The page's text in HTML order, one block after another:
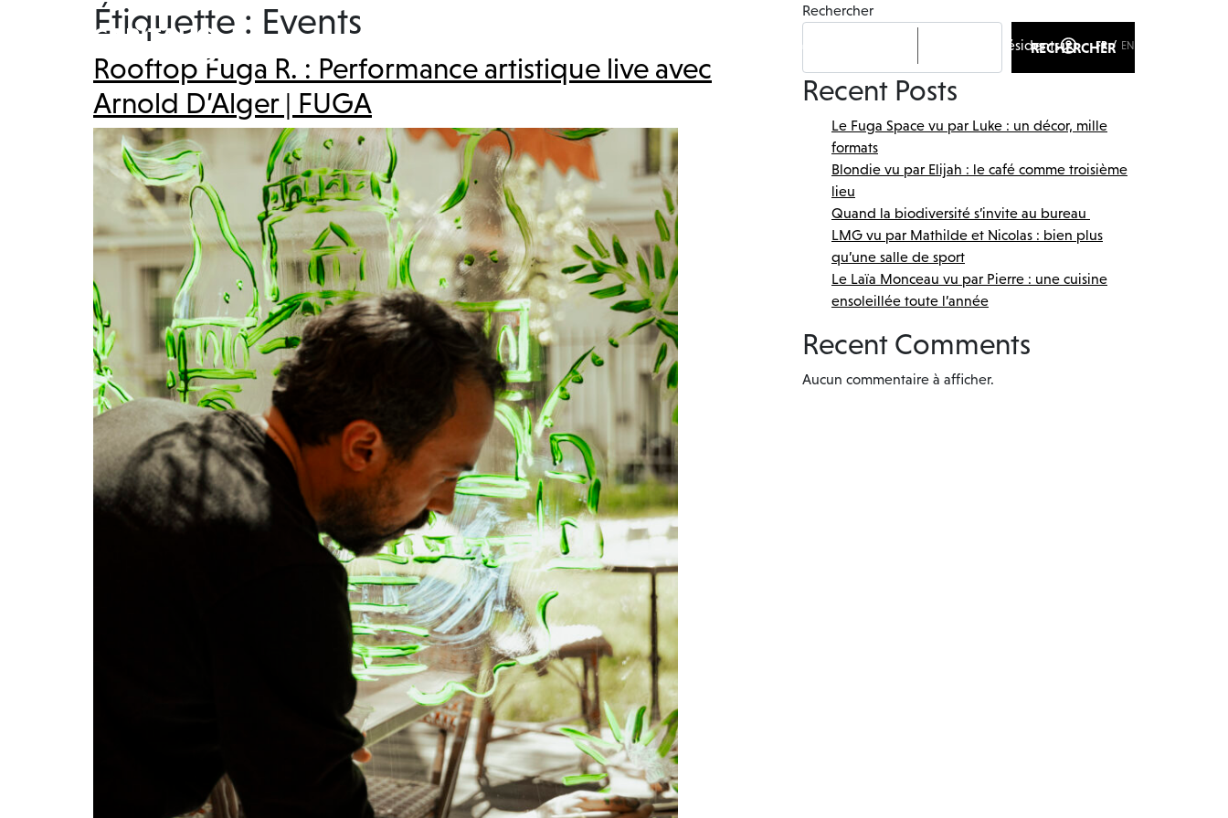
Espace résidents FR EN
Étiquette : Events
Rooftop Fuga R. : Performance artistique live avec
Arnold D’Alger | FUGA
Rechercher
RECHERCHER
Recent Posts
Le Fuga Space vu par Luke : un décor, mille
formats
Blondie vu par Elijah : le café comme troisième
lieu
Quand la biodiversité s’invite au bureau
LMG vu par Mathilde et Nicolas : bien plus
qu’une salle de sport
Le Laïa Monceau vu par Pierre : une cuisine
ensoleillée toute l’année
Recent Comments
Aucun commentaire à afficher.